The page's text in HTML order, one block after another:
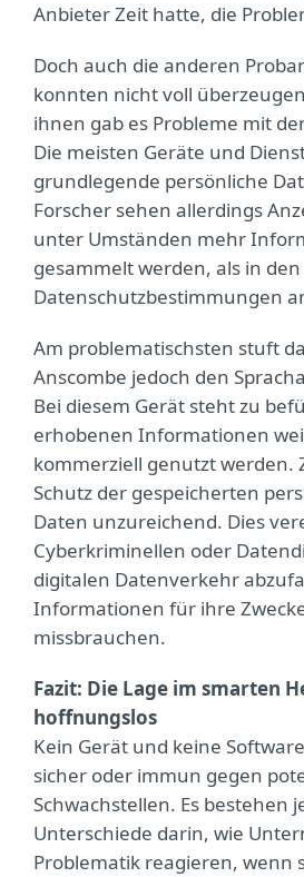
Anbieter Zeit hatte, die
Doch auch die anderen
konnten nicht voll
ihnen gab es Probleme mit
Die meisten Geräte und
grundlegende persönliche
Forscher sehen allerdings
unter Umständen mehr
gesammelt werden, als in den
Datenschutzbestimmungen
Am problematischsten stuft
Anscombe jedoch den
Bei diesem Gerät steht zu
erhobenen Informationen
kommerziell genutzt werden.
Schutz der gespeicherten
Daten unzureichend. Dies
Cyberkriminellen oder
digitalen Datenverkehr
Informationen für ihre
missbrauchen.
Fazit: Die Lage im smarten
hoffnungslos
Kein Gerät und keine
sicher oder immun gegen
Schwachstellen. Es bestehen
Unterschiede darin, wie
Problematik reagieren, wenn